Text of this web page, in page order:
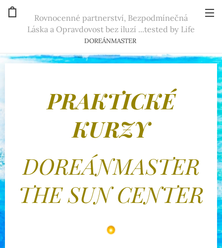
Rovnocenné partnerství, Bezpodmínečná
Láska a Opravdovost bez iluzí ...tested by Life
DOREÁNMASTER
PRAKTICKÉ
KURZY
DOREÁNMASTER
THE SUN CENTER